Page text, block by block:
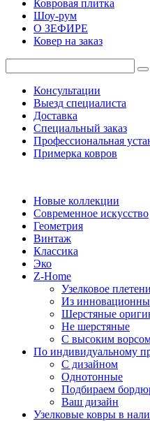
Ковровая плитка
Шоу-рум
О ЗЕФИРЕ
Ковер на заказ
Консультации
Выезд специалиста
Доставка
Специальный заказ
Профессиональная
Примерка ковров
Новые коллекции
Современное искусство
Геометрия
Винтаж
Классика
Эко
Z-Home
Узелковое
Из
Шерстяные
Не шерстяные
С высоким
По индивидуальному
С дизайном
Однотонные
Подбираем
Ваш дизайн
Узелковые ковры в